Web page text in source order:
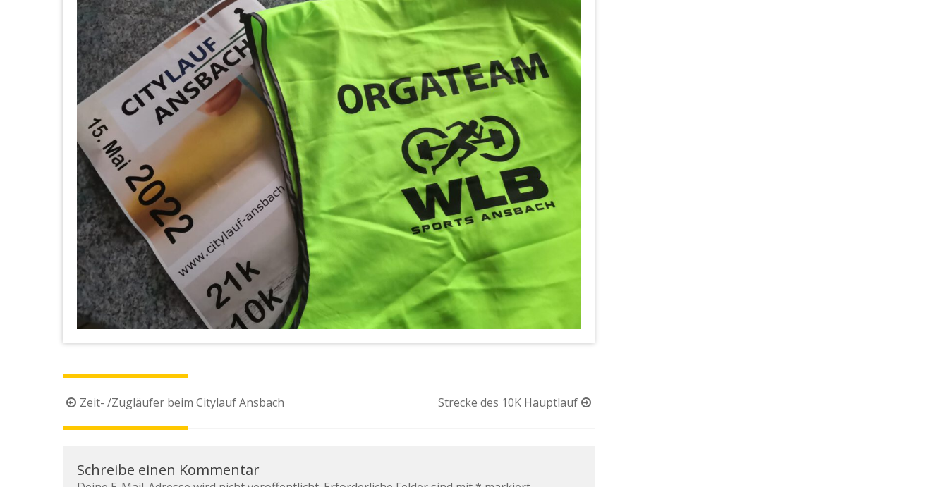
Beitragsnavigation
Zeit- /Zugläufer beim Citylauf Ansbach Strecke des 10K Hauptlauf
Schreibe einen Kommentar